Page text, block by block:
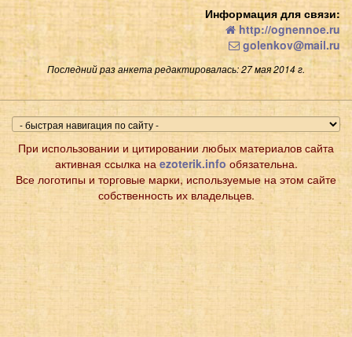
Информация для связи:
http://ognennoe.ru
golenkov@mail.ru
Последний раз анкета редактировалась: 27 мая 2014 г.
При использовании и цитировании любых материалов сайта
активная ссылка на ezoterik.info обязательна.
Все логотипы и торговые марки, используемые на этом сайте
собственность их владельцев.